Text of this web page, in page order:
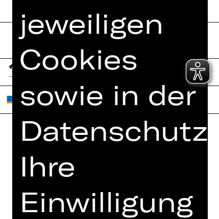
Spielplan
Künstler*innen
Newsletter
Kartenkauf
AGB
jeweiligen
Cookies
sowie in der
Ihre
Einwilligung